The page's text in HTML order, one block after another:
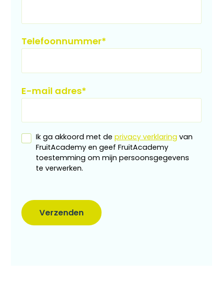
Telefoonnummer*
E-mail adres*
Ik ga akkoord met de privacy verklaring van
FruitAcademy en geef FruitAcademy
toestemming om mijn persoonsgegevens
te verwerken.
Verzenden